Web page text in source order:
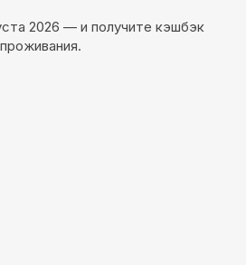
2026 — и получите кэшбэк